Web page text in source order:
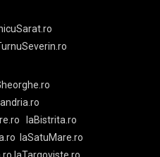
laBistrita.ro
laSatuMare.ro